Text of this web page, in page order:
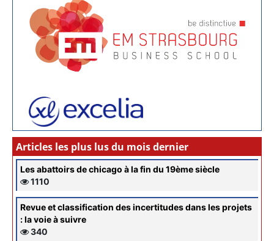
Articles les plus lus du mois dernier
Les abattoirs de chicago à la fin du 19ème siècle
1110
Revue et classification des incertitudes dans les projets
: la voie à suivre
340